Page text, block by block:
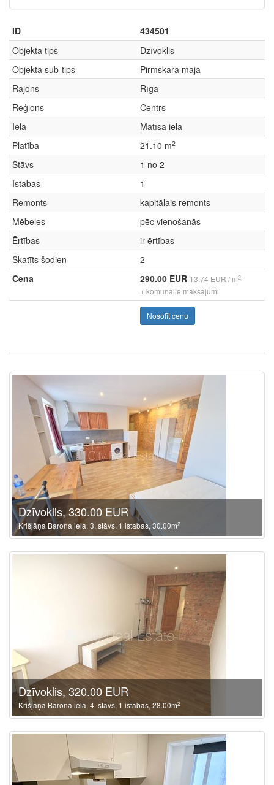
ID
434501
Objekta tips
Dzīvoklis
Objekta sub-tips
Pirmskara māja
Rajons
Rīga
Reģions
Centrs
Iela
Matīsa iela
Platība
21.10 m2
Stāvs
1 no 2
Istabas
1
Remonts
kapitālais remonts
Mēbeles
pēc vienošanās
Ērtības
ir ērtības
Skatīts šodien
2
Cena
290.00 EUR 13.74 EUR / m2
+ komunālie maksājumi
Nosolīt cenu
Dzīvoklis, 330.00 EUR
Krišjāņa Barona iela, 3. stāvs, 1 istabas, 30.00m2
Dzīvoklis, 320.00 EUR
Krišjāņa Barona iela, 4. stāvs, 1 istabas, 28.00m2